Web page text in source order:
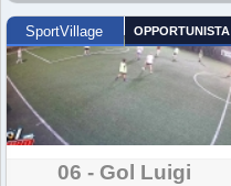
SportVillage OPPORTUNISTA
06 - Gol Luigi